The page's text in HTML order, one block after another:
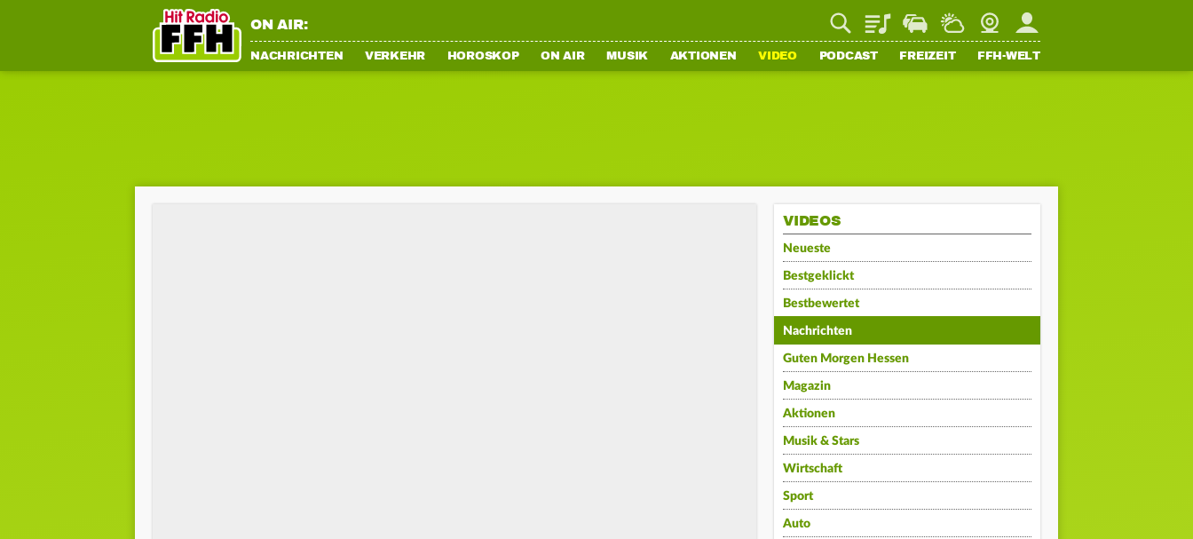
ON AIR: PlaylistStaupilotWetterWebcamMein FFH
NACHRICHTEN VERKEHR HOROSKOP ON AIR MUSIK AKTIONEN VIDEO PODCAST FREIZEIT FFH-WELT
VIDEOS
Neueste
Bestgeklickt
Bestbewertet
Nachrichten
Guten Morgen Hessen
Magazin
Aktionen
Musik & Stars
Wirtschaft
Sport
Auto